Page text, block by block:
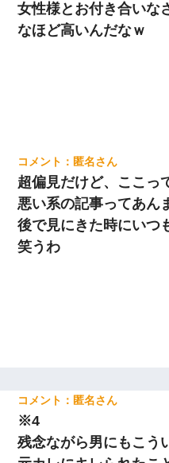
女性様とお付き合いな
なほど高いんだなｗ
匿名
超偏見だけど、ここっ
悪い系の記事ってあん
後で見にきた時にいつ
笑うわ
匿名
※4
残念ながら男にもこう